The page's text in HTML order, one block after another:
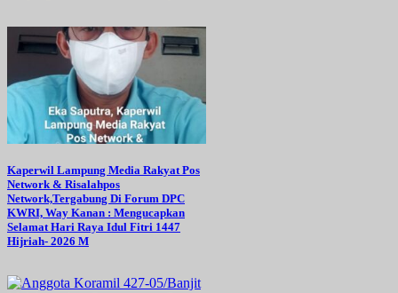
Kaperwil Lampung Media Rakyat Pos
Network & Risalahpos
Network,Tergabung Di Forum DPC
KWRI, Way Kanan : Mengucapkan
Selamat Hari Raya Idul Fitri 1447
Hijriah- 2026 M